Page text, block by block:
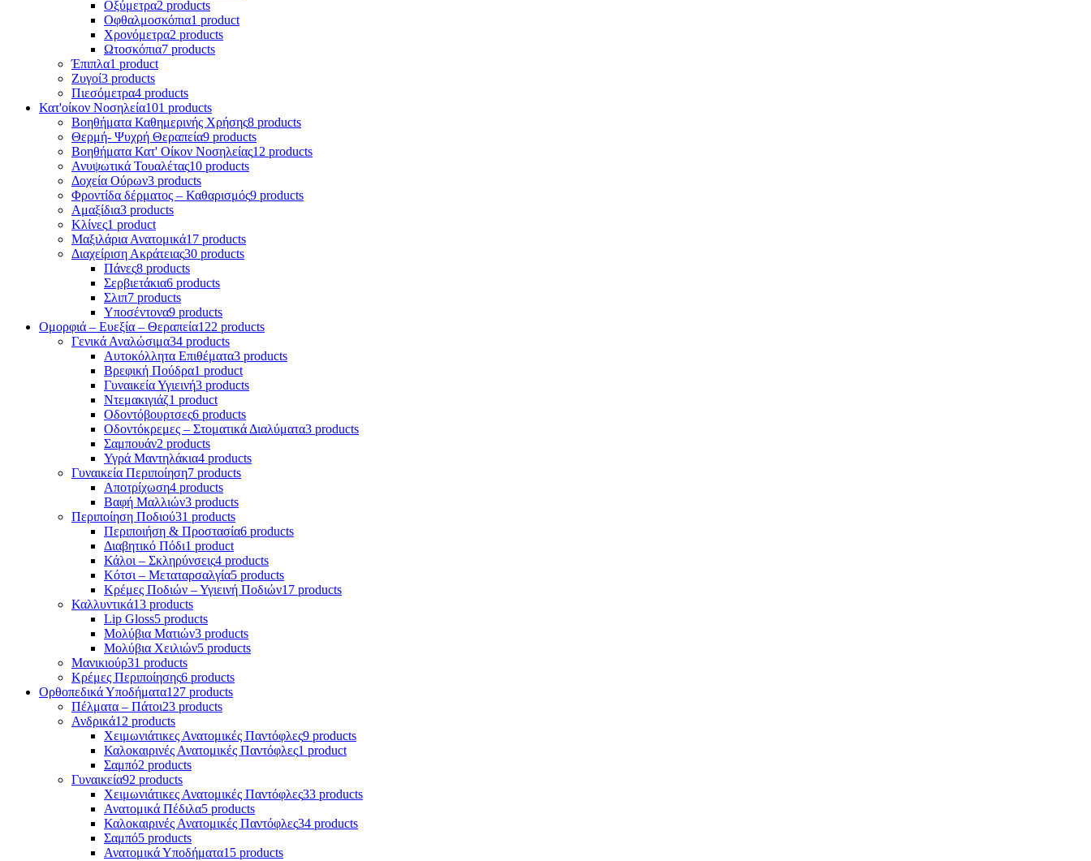
Οξύμετρα2 products
Οφθαλμοσκόπια1 product
Χρονόμετρα2 products
Ωτοσκόπια7 products
Έπιπλα1 product
Ζυγοί3 products
Πιεσόμετρα4 products
Κατ'οίκον Νοσηλεία101 products
Βοηθήματα Καθημερινής Χρήσης8 products
Θερμή- Ψυχρή Θεραπεία9 products
Βοηθήματα Κατ' Οίκον Νοσηλείας12 products
Ανυψωτικά Τουαλέτας10 products
Δοχεία Ούρων3 products
Φροντίδα δέρματος – Καθαρισμός9 products
Αμαξίδια3 products
Κλίνες1 product
Μαξιλάρια Ανατομικά17 products
Διαχείριση Ακράτειας30 products
Πάνες8 products
Σερβιετάκια6 products
Σλιπ7 products
Υποσέντονα9 products
Ομορφιά – Ευεξία – Θεραπεία122 products
Γενικά Αναλώσιμα34 products
Αυτοκόλλητα Επιθέματα3 products
Βρεφική Πούδρα1 product
Γυναικεία Υγιεινή3 products
Ντεμακιγιάζ1 product
Οδοντόβουρτσες6 products
Οδοντόκρεμες – Στοματικά Διαλύματα3 products
Σαμπουάν2 products
Υγρά Μαντηλάκια4 products
Γυναικεία Περιποίηση7 products
Αποτρίχωση4 products
Βαφή Μαλλιών3 products
Περιποίηση Ποδιού31 products
Περιποιήση & Προστασία6 products
Διαβητικό Πόδι1 product
Κάλοι – Σκληρύνσεις4 products
Κότσι – Μεταταρσαλγία5 products
Κρέμες Ποδιών – Υγιεινή Ποδιών17 products
Καλλυντικά13 products
Lip Gloss5 products
Μολύβια Ματιών3 products
Μολύβια Χειλιών5 products
Μανικιούρ31 products
Κρέμες Περιποίησης6 products
Ορθοπεδικά Υποδήματα127 products
Πέλματα – Πάτοι23 products
Ανδρικά12 products
Χειμωνιάτικες Ανατομικές Παντόφλες9 products
Καλοκαιρινές Ανατομικές Παντόφλες1 product
Σαμπό2 products
Γυναικεία92 products
Χειμωνιάτικες Ανατομικές Παντόφλες33 products
Ανατομικά Πέδιλα5 products
Καλοκαιρινές Ανατομικές Παντόφλες34 products
Σαμπό5 products
Ανατομικά Υποδήματα15 products